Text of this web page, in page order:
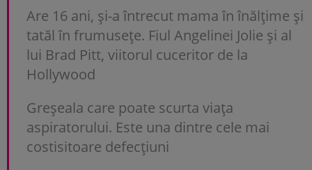
Are 16 ani, și-a întrecut mama în înălțime și
tatăl în frumusețe. Fiul Angelinei Jolie și al
lui Brad Pitt, viitorul cuceritor de la
Hollywood
Greșeala care poate scurta viața
aspiratorului. Este una dintre cele mai
costisitoare defecțiuni